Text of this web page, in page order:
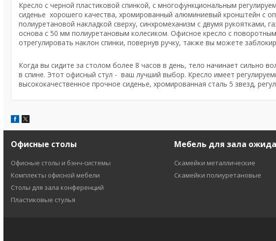
Кресло с черной пластиковой спинкой, с многофункциональным
сиденье хорошего качества, хромированный алюминиевый кронштейн с
полиуретановой накладкой сверху, синхромеханизм с двумя рукоятками,
основа с 50 мм полиуретановым колесиком. Офисное кресло с
отрегулировать наклон спинки, повернув ручку, также вы можете
Когда вы сидите за столом более 8 часов в день, тело начинает сильно
в спине. Этот офисный стул - ваш лучший выбор. Кресло имеет
высококачественное прочное сиденье, хромированная сталь 5 звезд,
Офисные столы
Офисные столы и бэнч-системы
Комплекты офисной мебели
Столы для зала конференций
Пластиковые стулья
Мебель для зала
Скамейки металлические
Скамейки полиуретановые